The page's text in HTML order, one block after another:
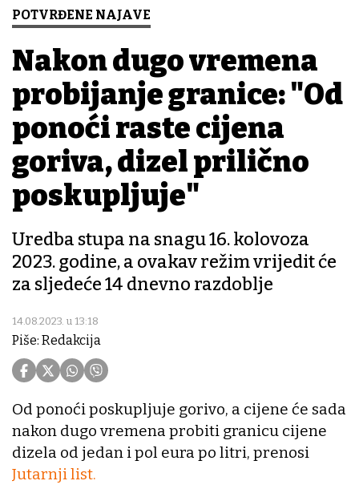
POTVRĐENE NAJAVE
Nakon dugo vremena
probijanje granice: "Od
ponoći raste cijena
goriva, dizel prilično
poskupljuje"
Uredba stupa na snagu 16. kolovoza
2023. godine, a ovakav režim vrijedit će
za sljedeće 14 dnevno razdoblje
14.08.2023. u 13:18
Piše: Redakcija
Od ponoći poskupljuje gorivo, a cijene će sada
nakon dugo vremena probiti granicu cijene
dizela od jedan i pol eura po litri, prenosi
Jutarnji list.